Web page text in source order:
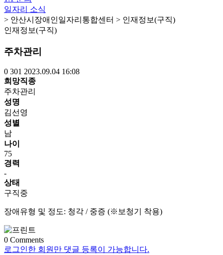
일자리 소식
> 안산시장애인일자리통합센터 > 인재정보(구직)
인재정보(구직)
주차관리
0 301 2023.09.04 16:08
희망직종
주차관리
성명
김선영
성별
남
나이
75
경력
-
상태
구직중
장애유형 및 정도: 청각 / 중증 (※보청기 착용)
0 Comments
로그인한 회원만 댓글 등록이 가능합니다.